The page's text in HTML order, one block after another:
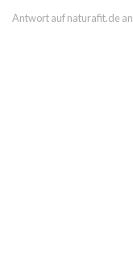
Antwort auf naturafit.de an